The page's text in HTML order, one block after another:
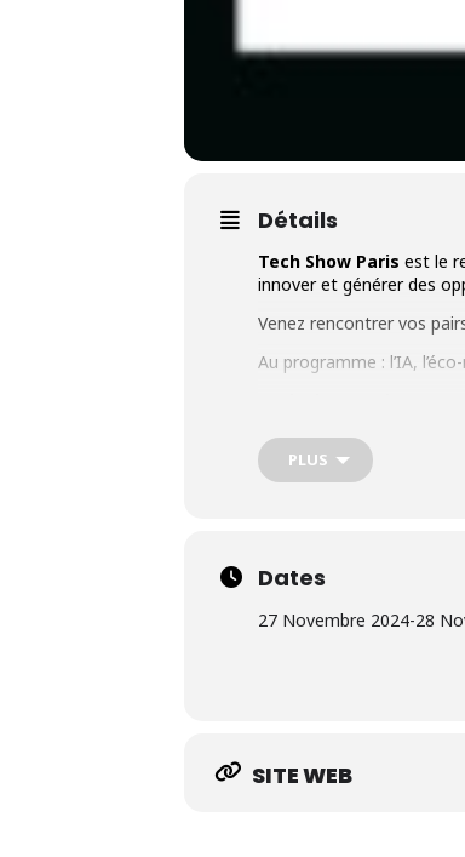
Détails
Tech Show Paris est le
innover et générer des
Venez rencontrer vos
Au programme : l’IA,
Des conférences
majeures.
Expo, Data & AI
Inscrivez-vous
PLUS
Dates
27 Novembre 2024-28
SITE WEB